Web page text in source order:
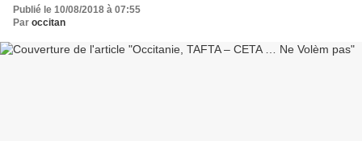
Publié le 10/08/2018 à 07:55
Par occitan